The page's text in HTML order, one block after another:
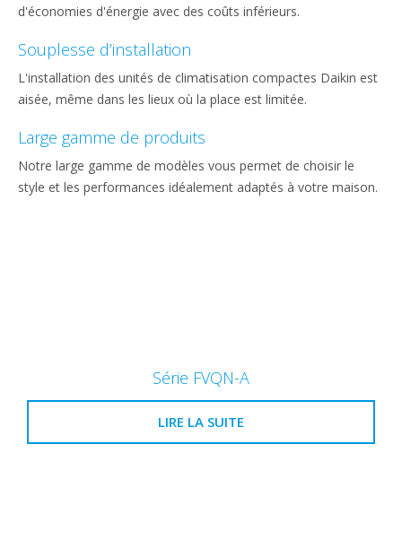
d'économies d'énergie avec des coûts inférieurs.
Souplesse d’installation
L'installation des unités de climatisation compactes Daikin est
aisée, même dans les lieux où la place est limitée.
Large gamme de produits
Notre large gamme de modèles vous permet de choisir le
style et les performances idéalement adaptés à votre maison.
Série FVQN-A
LIRE LA SUITE